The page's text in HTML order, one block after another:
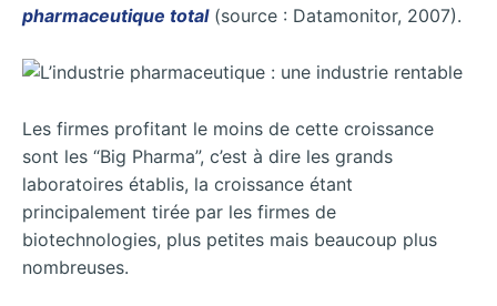
pharmaceutique total(source : Datamonitor, 2007).
Les firmes profitant le moins de cette croissance
sont les “Big Pharma”, c’est à dire les grands
laboratoires établis, la croissance étant
principalement tirée par les firmes de
biotechnologies, plus petites mais beaucoup plus
nombreuses.